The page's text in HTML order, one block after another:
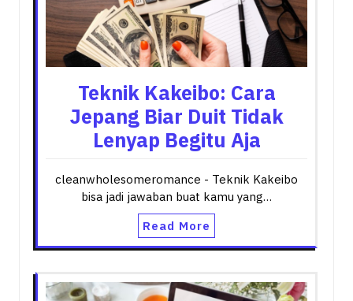
Teknik Kakeibo: Cara
Jepang Biar Duit Tidak
Lenyap Begitu Aja
cleanwholesomeromance - Teknik Kakeibo
bisa jadi jawaban buat kamu yang…
Read More